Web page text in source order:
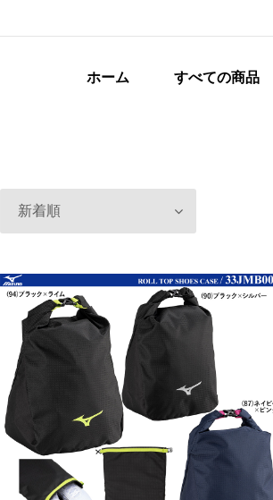
ホーム すべての商品
新着順